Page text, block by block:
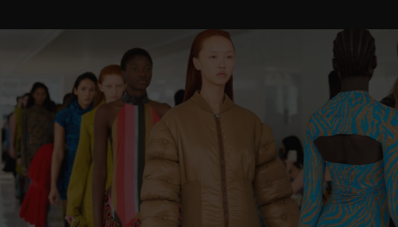
这是带有可以左右移动幻灯片 的轮播图。有些图片有放大